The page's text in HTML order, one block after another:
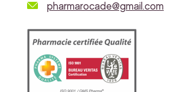
pharmarocade@gmail.com